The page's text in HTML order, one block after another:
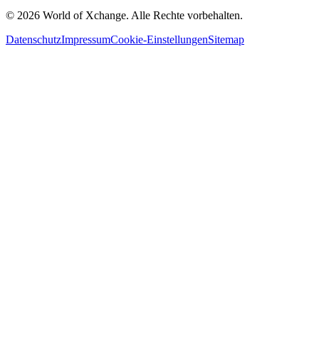
© 2026 World of Xchange. Alle Rechte vorbehalten.
DatenschutzImpressumCookie-EinstellungenSitemap